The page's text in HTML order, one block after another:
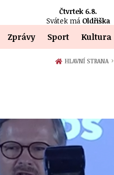
Čtvrtek 6.8.
Svátek má Oldřiška
Zprávy Sport Kultura
HLAVNÍ STRANA ›